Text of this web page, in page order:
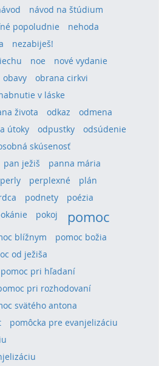
návod na štúdium
popoludnie
nehoda
nezabiješ!
noe
nové vydanie
obavy
obrana cirkvi
v láske
života odkaz
odmena
útoky odpustky
odsúdenie
skúsenosť
pan ježiš
panna mária
perly perplexné
plán
podnety
poézia
pokoj pomoc
blížnym
pomoc božia
od ježiša
pomoc pri hľadaní
pri rozhodovaní
svätého antona
pomôcka pre evanjelizáciu